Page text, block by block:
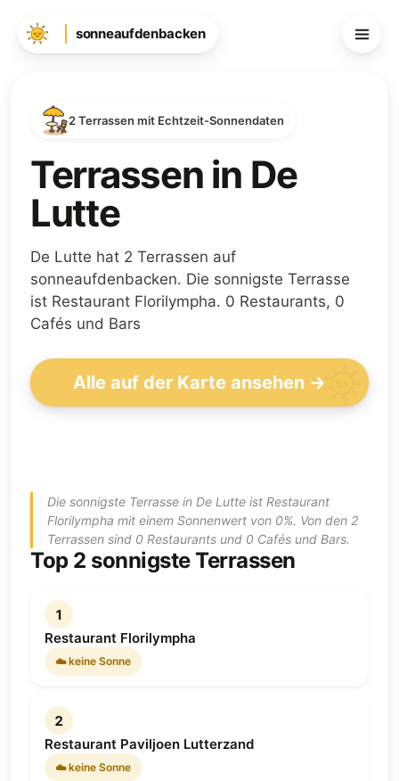
sonneaufdenbacken
2 Terrassen mit Echtzeit-Sonnendaten
Terrassen in De
Lutte
De Lutte hat 2 Terrassen auf
sonneaufdenbacken. Die sonnigste Terrasse
ist Restaurant Florilympha. 0 Restaurants, 0
Cafés und Bars
Alle auf der Karte ansehen →
Die sonnigste Terrasse in De Lutte ist Restaurant
Florilympha mit einem Sonnenwert von 0%. Von den 2
Terrassen sind 0 Restaurants und 0 Cafés und Bars.
Top 2 sonnigste Terrassen
1
Restaurant Florilympha
☁️ keine Sonne
2
Restaurant Paviljoen Lutterzand
☁️ keine Sonne